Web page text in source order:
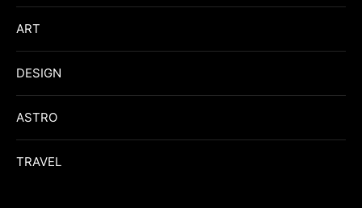
ART
DESIGN
ASTRO
TRAVEL